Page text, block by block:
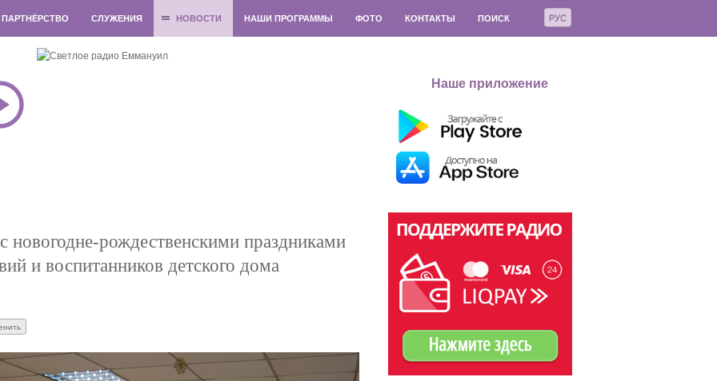
РУС
ПАРТНЁРСТВО СЛУЖЕНИЯ НОВОСТИ НАШИ ПРОГРАММЫ ФОТО КОНТАКТЫ ПОИСК
Наше приложение
рождественскими праздниками
и воспитанников детского дома